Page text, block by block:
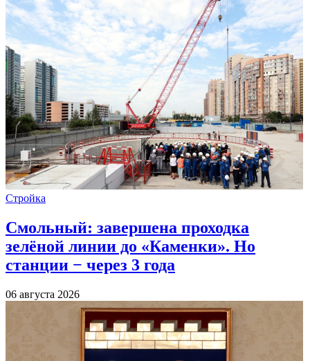
Стройка
Смольный: завершена проходка
зелёной линии до «Каменки». Но
станции − через 3 года
06 августа 2026